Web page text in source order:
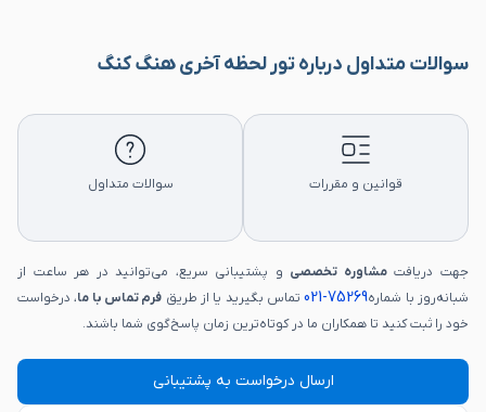
سوالات متداول درباره تور لحظه آخری هنگ کنگ
قوانین و مقررات سوالات متداول
جهت دریافتمشاوره تخصصی و پشتیبانی سریع، می‌توانید در هر ساعت از
شبانه‌روز با شماره75269-021 تماس بگیرید یا از طریق فرم تماس با ما، درخواست
خود را ثبت کنید تا همکاران ما در کوتاه‌ترین زمان پاسخ‌گوی شما باشند.
ارسال درخواست به پشتیبانی